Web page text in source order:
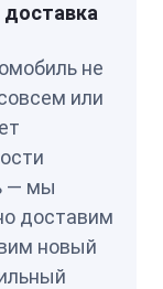
доставка
не
или
— мы
доставим
новый